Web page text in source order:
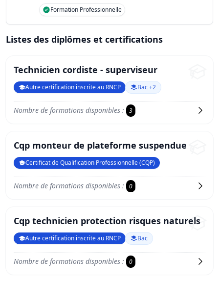
Formation Professionnelle
Listes des diplômes et certifications
Technicien cordiste - superviseur
Autre certification inscrite au RNCP Bac +2
Nombre de formations disponibles : 3
Cqp monteur de plateforme suspendue
Certificat de Qualification Professionnelle (CQP)
Nombre de formations disponibles : 0
Cqp technicien protection risques naturels
Autre certification inscrite au RNCP Bac
Nombre de formations disponibles : 0